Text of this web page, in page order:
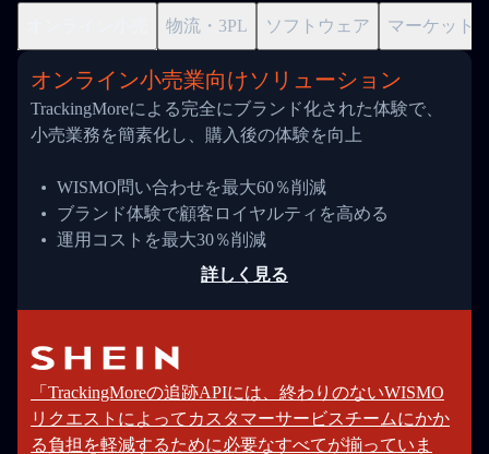
物流・3PL ソフトウェア マーケット
オンライン小売業向けソリューション
TrackingMoreによる完全にブランド化された体験で、
小売業務を簡素化し、購入後の体験を向上
WISMO問い合わせを最大60％削減
ブランド体験で顧客ロイヤルティを高める
運用コストを最大30％削減
詳しく見る
「TrackingMoreの追跡APIには、終わりのないWISMO
リクエストによってカスタマーサービスチームにかか
る負担を軽減するために必要なすべてが揃っていま